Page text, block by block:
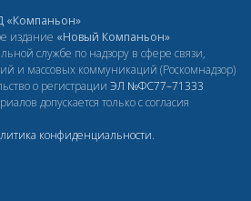
«Компаньон»
издание «Новый Компаньон»
службе по надзору в сфере связи,
и массовых коммуникаций (Роскомнадзор)
о регистрации ЭЛ №ФС77–71333
допускается только с согласия
конфиденциальности.